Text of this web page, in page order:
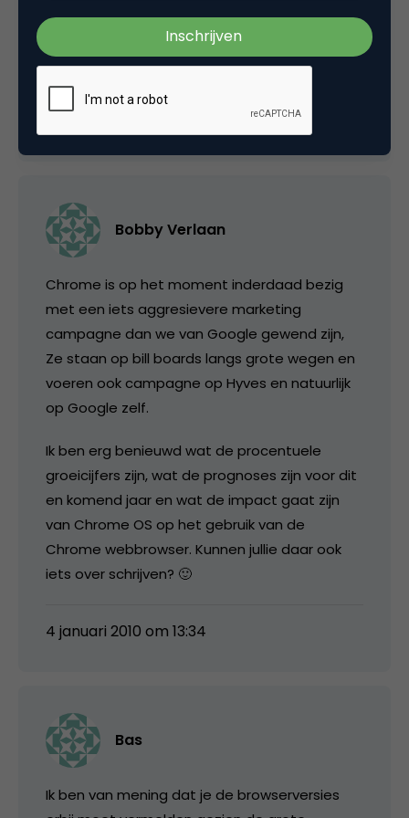
Google met de Chrome browser, maar er zit
nog een groot gat tussen Firefox en Internet
Explorer 😮
Bobby Verlaan
Chrome is op het moment inderdaad bezig
met een iets aggresievere marketing
campagne dan we van Google gewend zijn,
Ze staan op bill boards langs grote wegen en
voeren ook campagne op Hyves en natuurlijk
op Google zelf.
Ik ben erg benieuwd wat de procentuele
groeicijfers zijn, wat de prognoses zijn voor dit
en komend jaar en wat de impact gaat zijn
van Chrome OS op het gebruik van de
Chrome webbrowser. Kunnen jullie daar ook
iets over schrijven? 🙂
4 januari 2010 om 13:34
Bas
Ik ben van mening dat je de browserversies